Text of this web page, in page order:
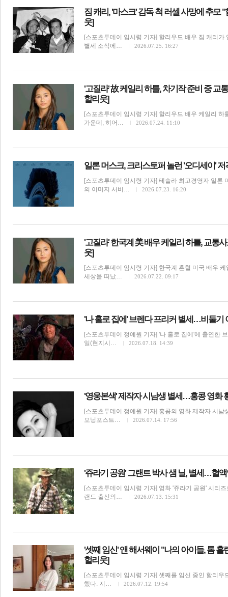
짐 캐리, '마스크' 감독 척 러셀 사망에 추모
웃]
[스포츠투데이 임시령 기자] 할리우드 배우 짐 캐리
별세 소식에…
2026.07.25. 16:27
'고질라' 故 케일리 하틀, 차기작 준비 중 교
할리웃]
[스포츠투데이 임시령 기자] 할리우드 배우 케일리
가운데, 히어…
2026.07.24. 11:10
일론 머스크, 크리스토퍼 놀런 '오디세이'
[스포츠투데이 임시령 기자] 테슬라 최고경영자 일론
의 이미지 서비…
2026.07.23. 16:20
'고질라' 한국계 美 배우 케일리 하틀, 교통
웃]
[스포츠투데이 임시령 기자] 한국계 혼혈 미국 배우
세상을 떠났…
2026.07.22. 09:17
'나 홀로 집에' 브렌다 프리커 별세…비둘기
[스포츠투데이 정예원 기자] '나 홀로 집에'에 출연한
일(현지시…
2026.07.18. 14:39
'영웅본색' 제작자 시남생 별세…홍콩 영화
[스포츠투데이 정예원 기자] 홍콩의 영화 제작자 시
모닝포스트…
2026.07.14. 17:56
'쥬라기 공원' 그랜트 박사 샘 닐, 별세…혈
[스포츠투데이 임시령 기자] 영화 '쥬라기 공원' 시리
랜드 출신의…
2026.07.13. 15:31
'셋째 임신' 앤 해서웨이 "나의 아이들, 톰
헐리웃]
[스포츠투데이 임시령 기자] 셋째를 임신 중인 할리
했다. 지…
2026.07.12. 19:54